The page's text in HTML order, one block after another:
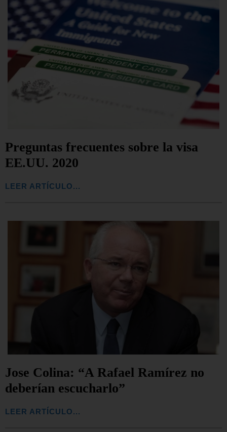
Preguntas frecuentes sobre la visa
EE.UU. 2020
LEER ARTÍCULO...
Jose Colina: “A Rafael Ramírez no
deberían escucharlo”
LEER ARTÍCULO...